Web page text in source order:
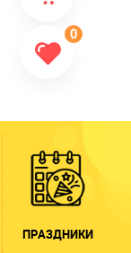
0
ПРАЗДНИКИ